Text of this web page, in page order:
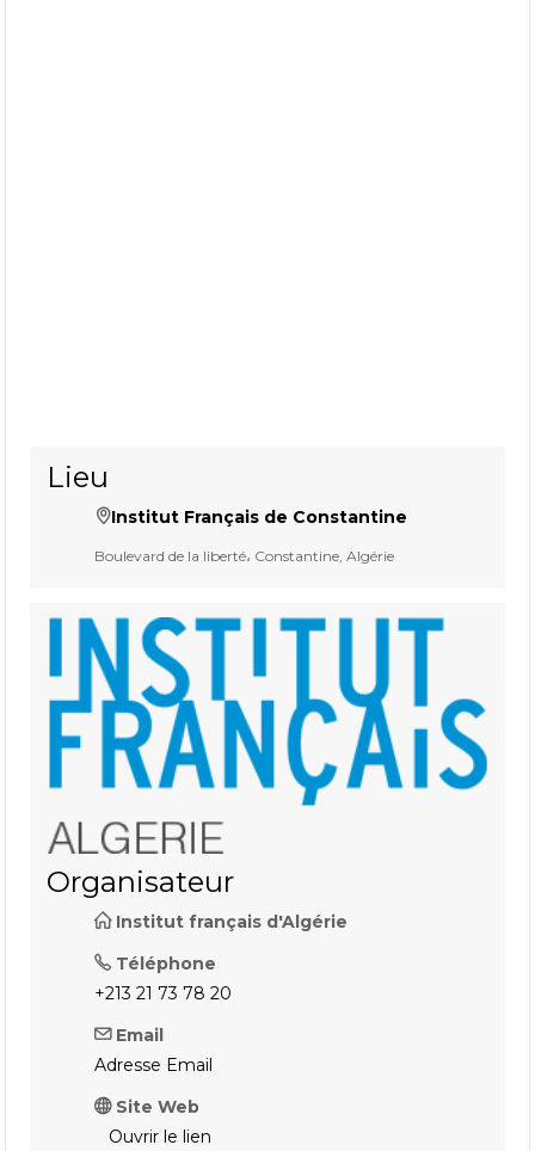
Lieu
Institut Français de Constantine
Boulevard de la liberté، Constantine, Algérie
Organisateur
Institut français d'Algérie
Téléphone
+213 21 73 78 20
Email
Adresse Email
Site Web
Ouvrir le lien